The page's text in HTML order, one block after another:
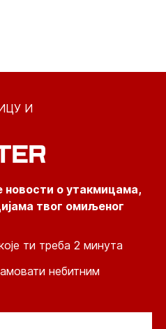
И
новости о утакмицама,
твог омиљеног
ти треба 2 минута
небитним